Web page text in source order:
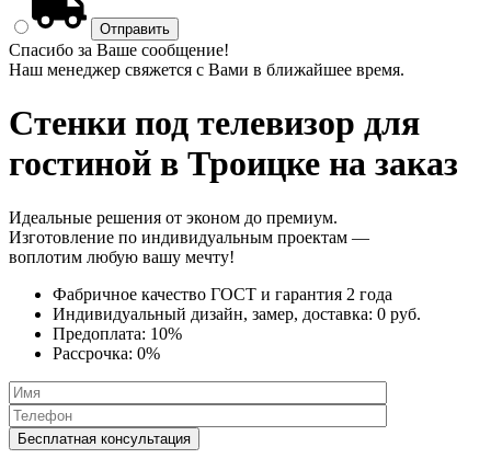
Спасибо за Ваше сообщение!
Наш менеджер свяжется с Вами в ближайшее время.
Стенки под телевизор для
гостиной в Троицке на заказ
Идеальные решения от эконом до премиум.
Изготовление по индивидуальным проектам —
воплотим любую вашу мечту!
Фабричное качество ГОСТ и гарантия 2 года
Индивидуальный дизайн, замер, доставка: 0 руб.
Предоплата: 10%
Рассрочка: 0%